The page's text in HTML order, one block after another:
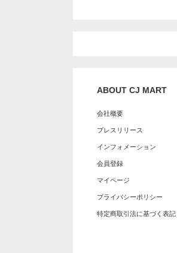
ABOUT CJ MART
会社概要
プレスリリース
インフォメーション
会員登録
マイページ
プライバシーポリシー
特定商取引法に基づく表記